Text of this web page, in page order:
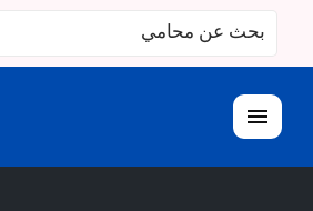
البحث
عن:
القائمة